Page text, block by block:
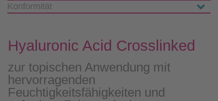
Hyaluronic Acid Crosslinked
zur topischen Anwendung mit
hervorragenden
Feuchtigkeitsfähigkeiten und